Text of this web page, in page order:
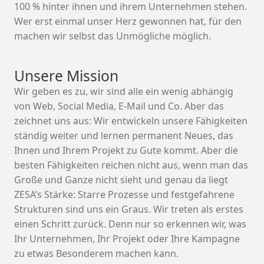
100 % hinter ihnen und ihrem Unternehmen stehen.
Wer erst einmal unser Herz gewonnen hat, für den
machen wir selbst das Unmögliche möglich.
Unsere Mission
Wir geben es zu, wir sind alle ein wenig abhängig
von Web, Social Media, E-Mail und Co. Aber das
zeichnet uns aus: Wir entwickeln unsere Fähigkeiten
ständig weiter und lernen permanent Neues, das
Ihnen und Ihrem Projekt zu Gute kommt. Aber die
besten Fähigkeiten reichen nicht aus, wenn man das
Große und Ganze nicht sieht und genau da liegt
ZESA’s Stärke: Starre Prozesse und festgefahrene
Strukturen sind uns ein Graus. Wir treten als erstes
einen Schritt zurück. Denn nur so erkennen wir, was
Ihr Unternehmen, Ihr Projekt oder Ihre Kampagne
zu etwas Besonderem machen kann.